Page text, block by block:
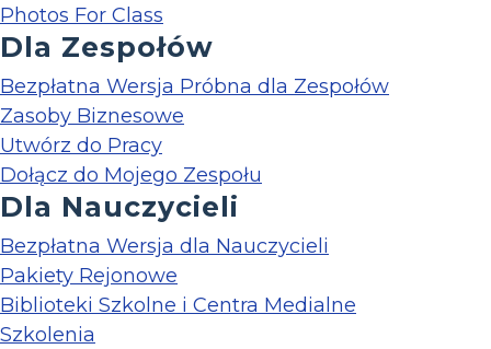
Photos For Class
Dla Zespołów
Bezpłatna Wersja Próbna dla Zespołów
Zasoby Biznesowe
Utwórz do Pracy
Dołącz do Mojego Zespołu
Dla Nauczycieli
Bezpłatna Wersja dla Nauczycieli
Pakiety Rejonowe
Biblioteki Szkolne i Centra Medialne
Szkolenia